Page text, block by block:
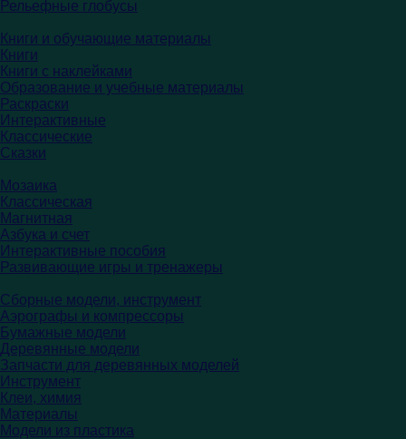
Рельефные глобусы
Книги и обучающие материалы
Книги
Книги с наклейками
Образование и учебные материалы
Раскраски
Интерактивные
Классические
Сказки
Мозаика
Классическая
Магнитная
Азбука и счет
Интерактивные пособия
Развивающие игры и тренажеры
Сборные модели, инструмент
Аэрографы и компрессоры
Бумажные модели
Деревянные модели
Запчасти для деревянных моделей
Инструмент
Клеи, химия
Материалы
Модели из пластика